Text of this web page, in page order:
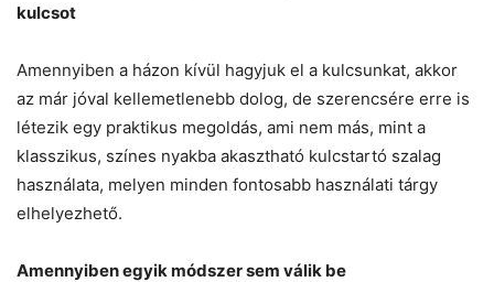
kulcsot
Amennyiben a házon kívül hagyjuk el a kulcsunkat, akkor
az már jóval kellemetlenebb dolog, de szerencsére erre is
létezik egy praktikus megoldás, ami nem más, mint a
klasszikus, színes nyakba akasztható kulcstartó szalag
használata, melyen minden fontosabb használati tárgy
elhelyezhető.
Amennyiben egyik módszer sem válik be